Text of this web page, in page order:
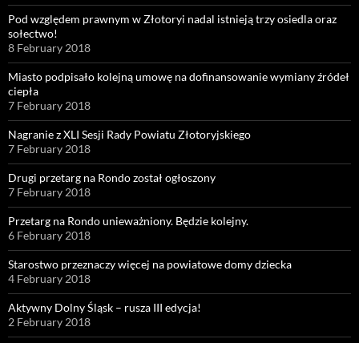
Pod względem prawnym w Złotoryi nadal istnieją trzy osiedla oraz
sołectwo!
8 February 2018
Miasto podpisało kolejną umowę na dofinansowanie wymiany źródeł
ciepła
7 February 2018
Nagranie z XLI Sesji Rady Powiatu Złotoryjskiego
7 February 2018
Drugi przetarg na Rondo został ogłoszony
7 February 2018
Przetarg na Rondo unieważniony. Będzie kolejny.
6 February 2018
Starostwo przeznaczy więcej na powiatowe domy dziecka
4 February 2018
Aktywny Dolny Śląsk – rusza III edycja!
2 February 2018